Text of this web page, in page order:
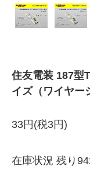
住友電装 187型
イズ（ワイヤー
33円(税3円)
在庫状況 残り